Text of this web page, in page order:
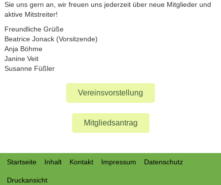
Sie uns gern an, wir freuen uns jederzeit über neue Mitglieder und
aktive Mitstreiter!
Freundliche Grüße
Beatrice Jonack (Vorsitzende)
Anja Böhme
Janine Veit
Susanne Füßler
Vereinsvorstellung
Mitgliedsantrag
Startseite Inhalt Kontakt Impressum Datenschutz
Druckansicht